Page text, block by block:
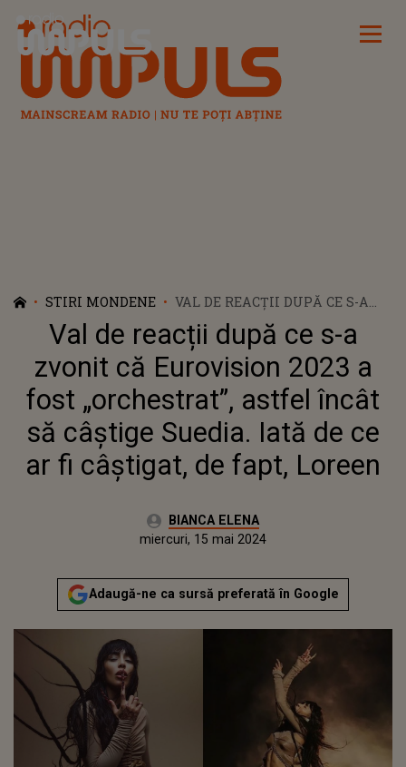
Radio Impuls
STIRI MONDENE
VAL DE REACȚII DUPĂ CE S-A
ZVONIT CĂ EUROVISION 2023 A
FOST „ORCHESTRAT”, ASTFEL
ÎNCÂT SĂ CÂȘTIGE SUEDIA. IATĂ
DE CE AR FI CÂȘTIGAT, DE FAPT,
LOREEN
Val de reacții după ce s-a
zvonit că Eurovision 2023 a
fost „orchestrat”, astfel încât
să câștige Suedia. Iată de ce
ar fi câștigat, de fapt, Loreen
Autor:BIANCA ELENA
Actualizat:
miercuri, 15 mai 2024
Adaugă-ne ca sursă preferată în Google